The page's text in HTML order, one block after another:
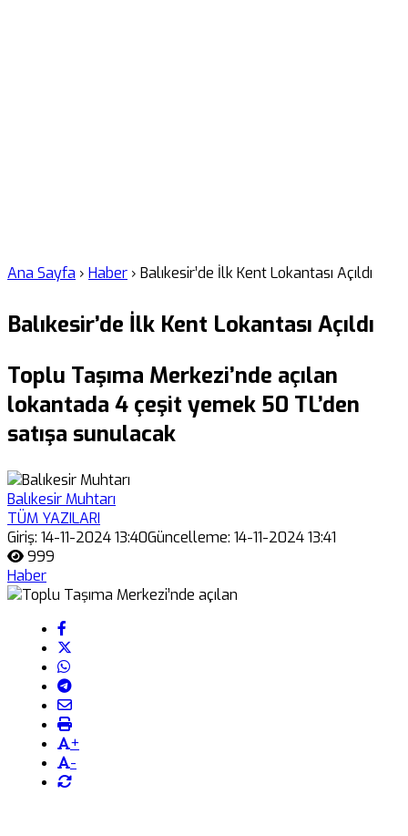
Ana Sayfa › Haber › Balıkesir’de İlk Kent Lokantası Açıldı
Balıkesir’de İlk Kent Lokantası Açıldı
Toplu Taşıma Merkezi’nde açılan
lokantada 4 çeşit yemek 50 TL’den
satışa sunulacak
Balıkesir Muhtarı
TÜM YAZILARI
Giriş: 14-11-2024 13:40Güncelleme: 14-11-2024 13:41
999
Haber
+
-